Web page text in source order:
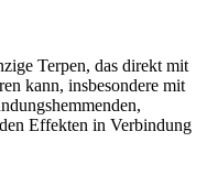
Terpen, das direkt mit
kann, insbesondere mit
Effekten in Verbindung